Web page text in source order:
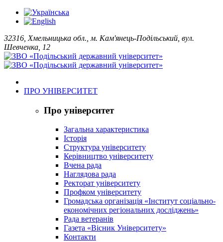
32316, Хмельницька обл., м. Кам'янець-Подільський, вул.
Шевченка, 12
ПРО УНІВЕРСИТЕТ
Про університет
Загальна характеристика
Історія
Структура університету
Керівництво університету
Вчена рада
Наглядова рада
Ректорат університету
Профком університету
Громадська організація «Інститут соціально-
економічних регіональних досліджень»
Рада ветеранів
Газета «Вісник Університету»
Контакти